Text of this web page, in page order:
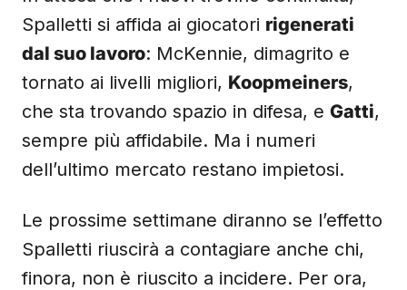
Spalletti si affida ai giocatori rigenerati
dal suo lavoro: McKennie, dimagrito e
tornato ai livelli migliori, Koopmeiners,
che sta trovando spazio in difesa, e Gatti,
sempre più affidabile. Ma i numeri
dell’ultimo mercato restano impietosi.
Le prossime settimane diranno se l’effetto
Spalletti riuscirà a contagiare anche chi,
finora, non è riuscito a incidere. Per ora,